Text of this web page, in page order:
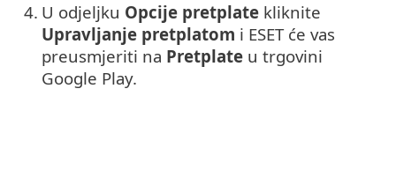
4. U odjeljku Opcije pretplate kliknite
Upravljanje pretplatom i ESET će vas
preusmjeriti na Pretplate u trgovini
Google Play.